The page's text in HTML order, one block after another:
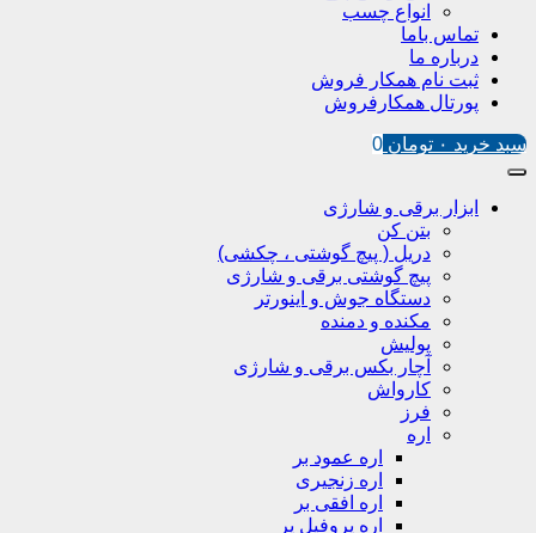
انواع چسب
تماس باما
درباره ما
ثبت نام همکار فروش
پورتال همکارفروش
سبد خرید ۰ تومان 0
ابزار برقی و شارژی
بتن کن
دریل ( پیچ گوشتی ، چکشی)
پیچ گوشتی برقی و شارژی
دستگاه جوش و اینورتر
مکنده و دمنده
پولیش
آچار بکس برقی و شارژی
کارواش
فرز
اره
اره عمود بر
اره زنجیری
اره افقی بر
اره پروفیل پر